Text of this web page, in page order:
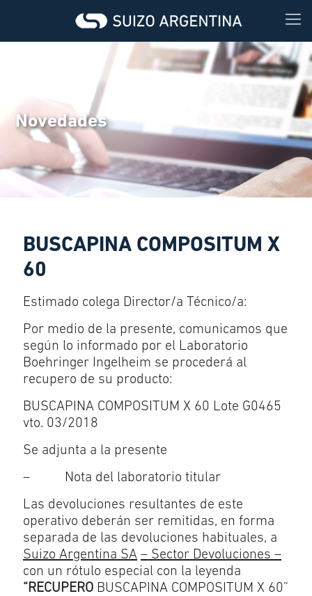
Novedades
BUSCAPINA COMPOSITUM X
60
Estimado colega Director/a Técnico/a:
Por medio de la presente, comunicamos que
según lo informado por el Laboratorio
Boehringer Ingelheim se procederá al
recupero de su producto:
BUSCAPINA COMPOSITUM X 60 Lote G0465
vto. 03/2018
Se adjunta a la presente
– Nota del laboratorio titular
Las devoluciones resultantes de este
operativo deberán ser remitidas, en forma
separada de las devoluciones habituales, a
Suizo Argentina SA – Sector Devoluciones –
con un rótulo especial con la leyenda
“RECUPERO BUSCAPINA COMPOSITUM X 60”